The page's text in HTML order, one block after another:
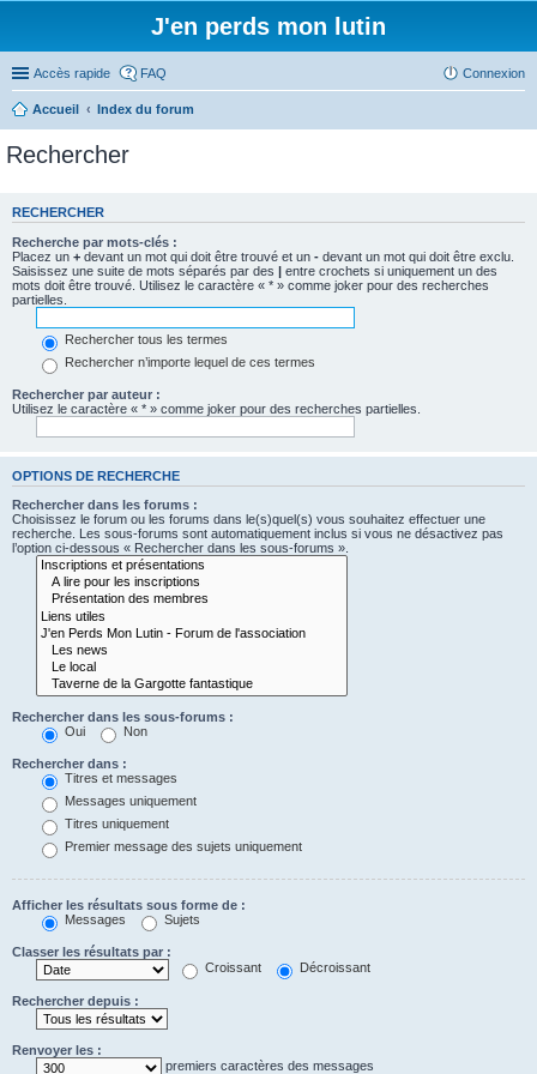
J'en perds mon lutin
Accès rapide FAQ Connexion
Accueil Index du forum
Rechercher
RECHERCHER
Recherche par mots-clés :
Placez un + devant un mot qui doit être trouvé et un - devant un mot qui doit être exclu.
Saisissez une suite de mots séparés par des | entre crochets si uniquement un des
mots doit être trouvé. Utilisez le caractère « * » comme joker pour des recherches
partielles.
Rechercher tous les termes
Rechercher n’importe lequel de ces termes
Rechercher par auteur :
Utilisez le caractère « * » comme joker pour des recherches partielles.
OPTIONS DE RECHERCHE
Rechercher dans les forums :
Choisissez le forum ou les forums dans le(s)quel(s) vous souhaitez effectuer une
recherche. Les sous-forums sont automatiquement inclus si vous ne désactivez pas
l’option ci-dessous « Rechercher dans les sous-forums ».
Rechercher dans les sous-forums :
Oui
Non
Rechercher dans :
Titres et messages
Messages uniquement
Titres uniquement
Premier message des sujets uniquement
Afficher les résultats sous forme de :
Messages
Sujets
Classer les résultats par :
Croissant
Décroissant
Rechercher depuis :
Renvoyer les :
premiers caractères des messages